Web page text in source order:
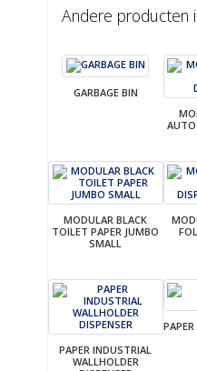
Andere producten
GARBAGE BIN
MODULAR BLACK
TOILET PAPER JUMBO
SMALL
PAPER INDUSTRIAL
WALLHOLDER